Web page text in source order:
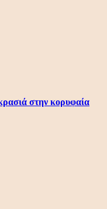
στην κορυφαία